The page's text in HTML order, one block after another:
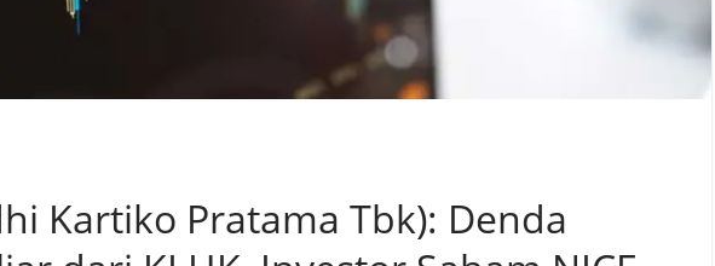
Kartiko Pratama Tbk): Denda